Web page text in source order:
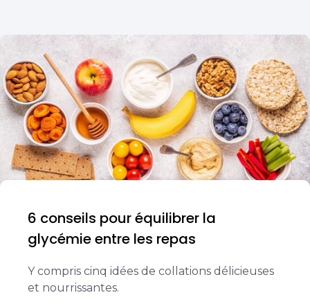
6 conseils pour équilibrer la
glycémie entre les repas
Y compris cinq idées de collations délicieuses
et nourrissantes.